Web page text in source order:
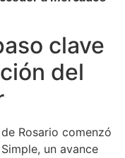
clave
del
Rosario comenzó
un avance